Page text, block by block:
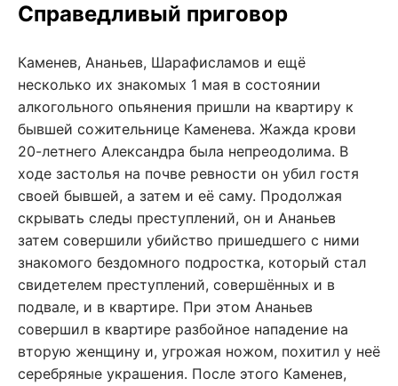
Справедливый приговор
Каменев, Ананьев, Шарафисламов и ещё
несколько их знакомых 1 мая в состоянии
алкогольного опьянения пришли на квартиру к
бывшей сожительнице Каменева. Жажда крови
20-летнего Александра была непреодолима. В
ходе застолья на почве ревности он убил гостя
своей бывшей, а затем и её саму. Продолжая
скрывать следы преступлений, он и Ананьев
затем совершили убийство пришедшего с ними
знакомого бездомного подростка, который стал
свидетелем преступлений, совершённых и в
подвале, и в квартире. При этом Ананьев
совершил в квартире разбойное нападение на
вторую женщину и, угрожая ножом, похитил у неё
серебряные украшения. После этого Каменев,